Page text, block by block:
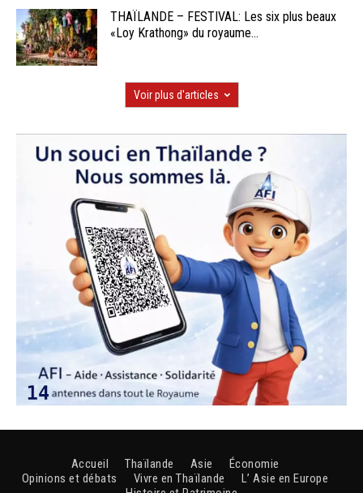
THAÏLANDE – FESTIVAL: Les six plus beaux
«Loy Krathong» du royaume...
Voir plus d'articles
Accueil Thaïlande Asie
Économie
Opinions et débats
Vivre en Thaïlande
L’ Asie en Europe